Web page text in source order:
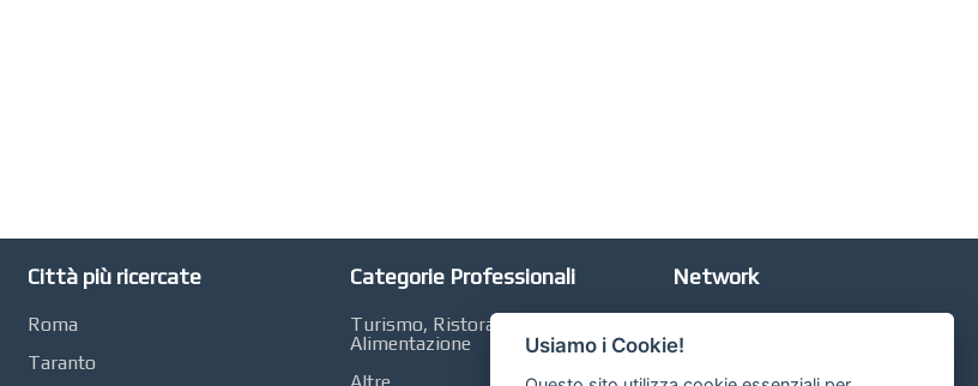
Città più ricercate
Roma
Taranto
Categorie Professionali
Turismo, Ristorazione,
Alimentazione
Altre
Network
Usiamo i Cookie!